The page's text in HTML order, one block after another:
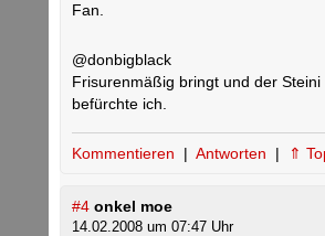
Fan.
@donbigblack
Frisurenmäßig bringt und der Steini
befürchte ich.
Kommentieren | Antworten | ⇑
#4 onkel moe
14.02.2008 um 07:47 Uhr